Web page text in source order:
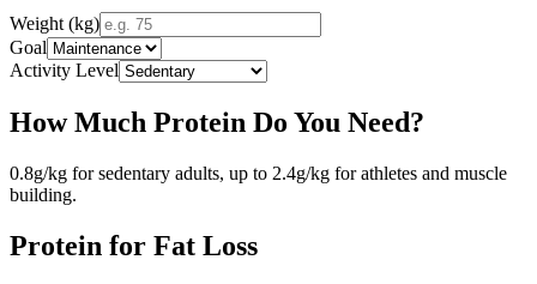
Weight (kg)
Goal
Activity Level
How Much Protein Do You Need?
0.8g/kg for sedentary adults, up to 2.4g/kg for athletes and muscle
building.
Protein for Fat Loss